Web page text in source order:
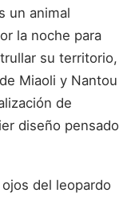
un animal
la noche para
su territorio,
Miaoli y Nantou
de
diseño pensado
del leopardo